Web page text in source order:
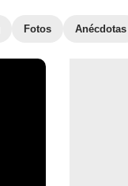
Fotos Anécdotas